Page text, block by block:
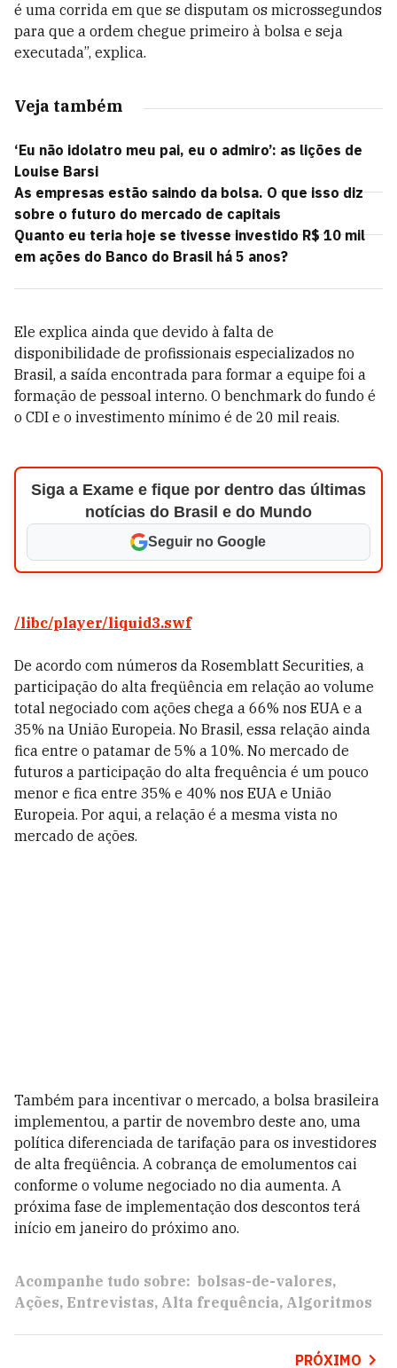
é uma corrida em que se disputam os microssegundos
para que a ordem chegue primeiro à bolsa e seja
executada”, explica.
Veja também
‘Eu não idolatro meu pai, eu o admiro’: as lições de
Louise Barsi
As empresas estão saindo da bolsa. O que isso diz
sobre o futuro do mercado de capitais
Quanto eu teria hoje se tivesse investido R$ 10 mil
em ações do Banco do Brasil há 5 anos?
Ele explica ainda que devido à falta de
disponibilidade de profissionais especializados no
Brasil, a saída encontrada para formar a equipe foi a
formação de pessoal interno. O benchmark do fundo é
o CDI e o investimento mínimo é de 20 mil reais.
Siga a Exame e fique por dentro das últimas
notícias do Brasil e do Mundo
Seguir no Google
/libc/player/liquid3.swf
De acordo com números da Rosemblatt Securities, a
participação do alta freqüência em relação ao volume
total negociado com ações chega a 66% nos EUA e a
35% na União Europeia. No Brasil, essa relação ainda
fica entre o patamar de 5% a 10%. No mercado de
futuros a participação do alta frequência é um pouco
menor e fica entre 35% e 40% nos EUA e União
Europeia. Por aqui, a relação é a mesma vista no
mercado de ações.
Também para incentivar o mercado, a bolsa brasileira
implementou, a partir de novembro deste ano, uma
política diferenciada de tarifação para os investidores
de alta freqüência. A cobrança de emolumentos cai
conforme o volume negociado no dia aumenta. A
próxima fase de implementação dos descontos terá
início em janeiro do próximo ano.
Acompanhe tudo sobre: bolsas-de-valores
Ações Entrevistas Alta frequência Algoritmos
PRÓXIMO